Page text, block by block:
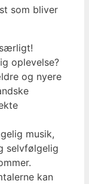
som bliver
oplevelse?
og nyere
musik,
selvfølgelig
kan